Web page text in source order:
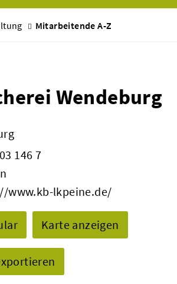
Mitarbeitende A-Z
Wendeburg
146 7
www.kb-lkpeine.de/
Karte anzeigen